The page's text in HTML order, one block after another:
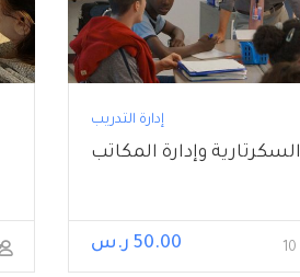
إدارة التدريب
السكرتارية وإدارة المكاتب
50.00 ر.س